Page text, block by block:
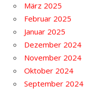
März 2025
Februar 2025
Januar 2025
Dezember 2024
November 2024
Oktober 2024
September 2024